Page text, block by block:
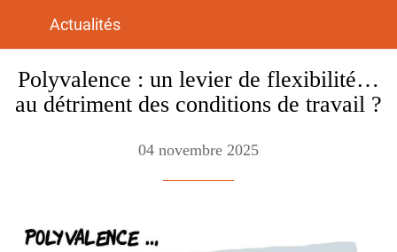
Actualités
Polyvalence : un levier de flexibilité…
au détriment des conditions de travail ?
04 novembre 2025